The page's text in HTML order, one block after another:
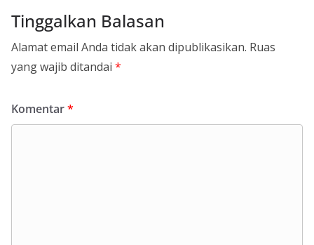
Tinggalkan Balasan
Alamat email Anda tidak akan dipublikasikan. Ruas
yang wajib ditandai *
Komentar*